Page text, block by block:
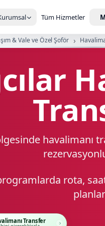
Tüm Hizmetler
& Vale ve Özel Şoför
havalimanı
programlarda rota,
Transfer